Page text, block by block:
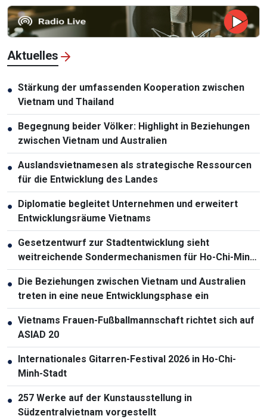
Aktuelles
● Stärkung der umfassenden Kooperation zwischen
Vietnam und Thailand
● Begegnung beider Völker: Highlight in Beziehungen
zwischen Vietnam und Australien
● Auslandsvietnamesen als strategische Ressourcen
für die Entwicklung des Landes
● Diplomatie begleitet Unternehmen und erweitert
Entwicklungsräume Vietnams
● Gesetzentwurf zur Stadtentwicklung sieht
weitreichende Sondermechanismen für Ho-Chi-Minh-
Stadt vor
● Die Beziehungen zwischen Vietnam und Australien
treten in eine neue Entwicklungsphase ein
● Vietnams Frauen-Fußballmannschaft richtet sich auf
ASIAD 20
● Internationales Gitarren-Festival 2026 in Ho-Chi-
Minh-Stadt
● 257 Werke auf der Kunstausstellung in
Südzentralvietnam vorgestellt